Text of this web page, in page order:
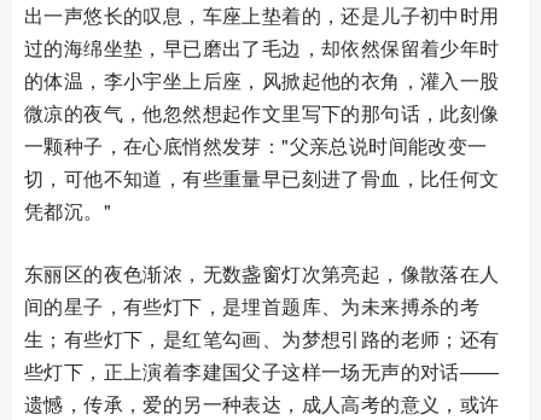
出一声悠长的叹息，车座上垫着的，还是儿子初中时用
过的海绵坐垫，早已磨出了毛边，却依然保留着少年时
的体温，李小宇坐上后座，风掀起他的衣角，灌入一股
微凉的夜气，他忽然想起作文里写下的那句话，此刻像
一颗种子，在心底悄然发芽："父亲总说时间能改变一
切，可他不知道，有些重量早已刻进了骨血，比任何文
凭都沉。"
东丽区的夜色渐浓，无数盏窗灯次第亮起，像散落在人
间的星子，有些灯下，是埋首题库、为未来搏杀的考
生；有些灯下，是红笔勾画、为梦想引路的老师；还有
些灯下，正上演着李建国父子这样一场无声的对话——
遗憾，传承，爱的另一种表达，成人高考的意义，或许